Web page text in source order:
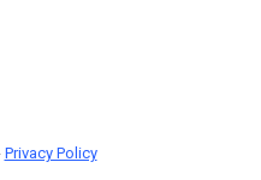
Privacy Policy